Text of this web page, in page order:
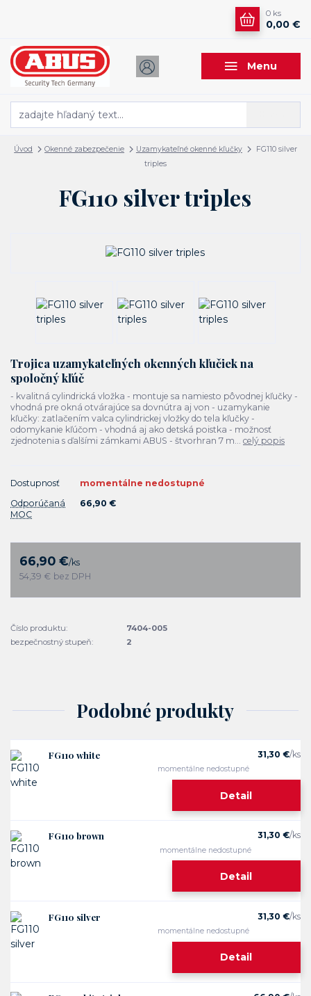
Menu
0 ks
0,00 €
Úvod Okenné zabezpečenie Uzamykateľné okenné kľučky
FG110 silver
triples
FG110 silver triples
Trojica uzamykateľných okenných kľučiek na
spoločný kľúč
- kvalitná cylindrická vložka - montuje sa namiesto pôvodnej kľučky -
vhodná pre okná otvárajúce sa dovnútra aj von - uzamykanie
kľučky: zatlačením valca cylindrickej vložky do tela kľučky -
odomykanie kľúčom - vhodná aj ako detská poistka - možnosť
zjednotenia s ďalšími zámkami ABUS - štvorhran 7 m... celý popis
Dostupnosť
momentálne nedostupné
Odporúčaná
MOC
66,90 €
66,90 €/ks
54,39 € bez DPH
Číslo produktu:
7404-005
bezpečnostný stupeň:
2
Podobné produkty
FG110 white 31,30 €/ks
momentálne nedostupné
Detail
FG110 brown 31,30 €/ks
momentálne nedostupné
Detail
FG110 silver 31,30 €/ks
momentálne nedostupné
Detail